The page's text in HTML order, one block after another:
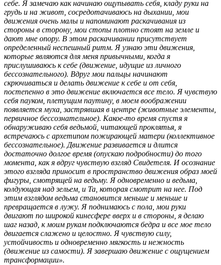
себе. Я замечаю как начинаю ощупывать себя, кладу руки на
грудь и на живот, сосредотачиваюсь на дыхании, мои
движения очень малы и напоминают раскачивания из
стороны в сторону, мои стопы плотно стоят на земле и
дают мне опору. В этом раскачивании присутствует
определенный неспешный ритм. Я узнаю эти движения,
которые являются для меня привычными, когда я
прислушиваюсь к себе (движение, идущие из личного
бессознательного). Вдруг мои пальцы начинают
скрючиваться и делать движение к себе и от себя,
постепенно в это движение включается все тело. Я чувствую
себя пауком, плетущим паутину, в моем воображении
появляется муха, застрявшая в центре (животные элементы,
первичное бессознательное). Какое-то время спустя я
обнаруживаю себя ведьмой, читающей проклятья, я
встречаюсь с архетипом пожирающей матери (коллективное
бессознательное). Движение развивается и длится
достаточно долгое время (опускаю подробности) до того
момента, как я вдруг чувствую взгляд Свидетеля. И осознание
этого взгляда приносит в пространство движения образ моей
фигуры, смотрящей на ведьму. Я одновременно и ведьма,
колдующая над зельем, и Та, которая смотрит на нее. Под
этим взглядом ведьма становится меньше и меньше и
превращается в лужу. Я поднимаюсь с пола, мои руки
двигают по широкой кинесфере вверх и в стороны, я делаю
шаг назад, к моим рукам подключаются бедра и все мое тело
двигается слажено и целостно. Я чувствую силу,
устойчивость и одновременно мягкость и нежность
(движение из самости). Я завершаю движение с ощущением
трансформации».